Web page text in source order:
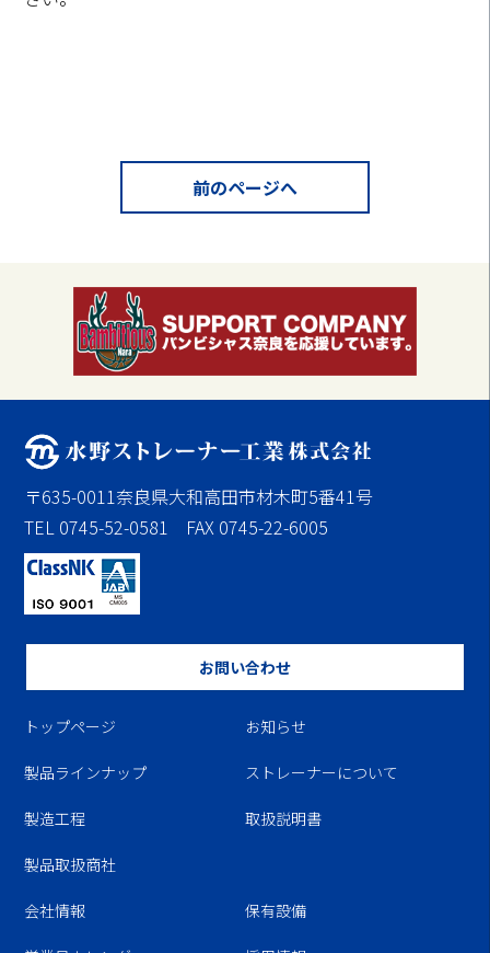
前のページへ
〒635-0011奈良県大和高田市材木町5番41号
TEL 0745-52-0581 FAX 0745-22-6005
お問い合わせ
トップページ お知らせ
製品ラインナップ ストレーナーについて
製造工程 取扱説明書
製品取扱商社
会社情報 保有設備